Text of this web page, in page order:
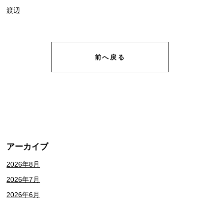
渡辺
前へ戻る
アーカイブ
2026年8月
2026年7月
2026年6月